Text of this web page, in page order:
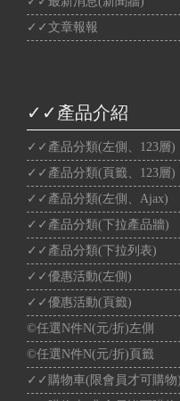
✓✓文章報報
✓✓產品介紹
✓✓產品分類(左側、123層)
✓✓產品分類(頁籤、123層)
✓✓產品分類(左側、Ajax)
✓✓產品分類(下拉產品牆)
✓✓產品分類(下拉列表)
✓✓優惠活動(左側)
✓✓優惠活動(頁籤)
©任選N件N(元/折)左側
©任選N件N(元/折)頁籤
✓✓購物車(限會員才可購物)